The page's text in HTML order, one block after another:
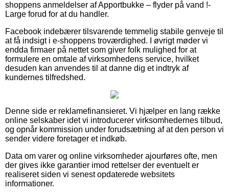
shoppens anmeldelser af Apportbukke – flyder på vand !-
Large forud for at du handler.
Facebook indebærer tilsvarende temmelig stabile genveje til
at få indsigt i e-shoppens troværdighed. I øvrigt møder vi
endda firmaer på nettet som giver folk mulighed for at
formulere en omtale af virksomhedens service, hvilket
desuden kan anvendes til at danne dig et indtryk af
kundernes tilfredshed.
Denne side er reklamefinansieret. Vi hjælper en lang række
online selskaber idet vi introducerer virksomhedernes tilbud,
og opnår kommission under forudsætning af at den person vi
sender videre foretager et indkøb.
Data om varer og online virksomheder ajourføres ofte, men
der gives ikke garantier imod rettelser der eventuelt er
realiseret siden vi senest opdaterede websitets
informationer.